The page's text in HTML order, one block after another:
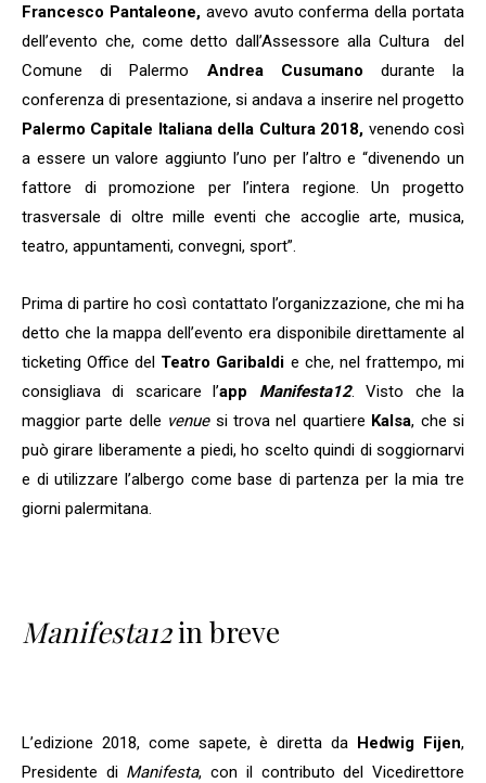
Francesco Pantaleone,avevo avuto conferma della portata
dell’evento che, come detto dall’Assessore alla Cultura del
Comune di Palermo Andrea Cusumano durante la
conferenza di presentazione, si andava a inserire nel progetto
Palermo Capitale Italiana della Cultura 2018, venendo così
a essere un valore aggiunto l’uno per l’altro e “divenendo un
fattore di promozione per l’intera regione. Un progetto
trasversale di oltre mille eventi che accoglie arte, musica,
teatro, appuntamenti, convegni, sport”.
Prima di partire ho così contattato l’organizzazione, che mi ha
detto che la mappa dell’evento era disponibile direttamente al
ticketing Office del Teatro Garibaldi e che, nel frattempo, mi
consigliava di scaricare l’app Manifesta12. Visto che la
maggior parte delle venue si trova nel quartiere Kalsa, che si
può girare liberamente a piedi, ho scelto quindi di soggiornarvi
e di utilizzare l’albergo come base di partenza per la mia tre
giorni palermitana.
Manifesta12in breve
L’edizione 2018, come sapete, è diretta da Hedwig Fijen,
Presidente di Manifesta, con il contributo del Vicedirettore